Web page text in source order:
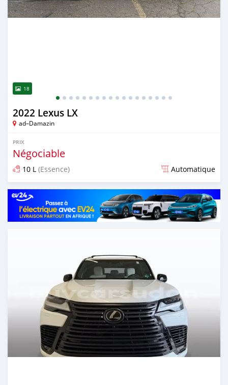
18
2022 Lexus LX
ad–Damazin
PRIX
Négociable
10 L (Essence) Automatique
Publié il y a 5 mois